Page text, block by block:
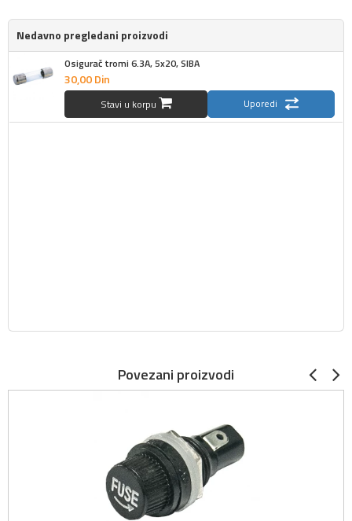
Nedavno pregledani proizvodi
Osigurač tromi 6.3A, 5x20, SIBA
30,00Din
Stavi u korpu Uporedi
Povezani proizvodi